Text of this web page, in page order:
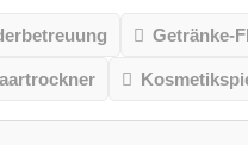
Getränke-